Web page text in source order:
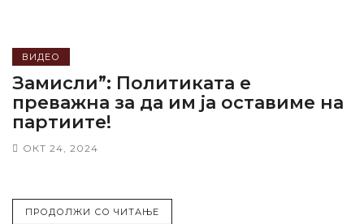
ВИДЕО
Замисли”: Политиката е
преважна за да им ја оставиме на
партиите!
ОКТ 24, 2024
ПРОДОЛЖИ СО ЧИТАЊЕ